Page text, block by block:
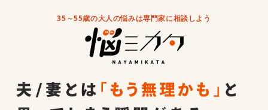
35～55歳の大人の悩みは専門家に相談しよう